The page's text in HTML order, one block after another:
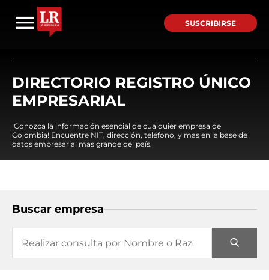
SUSCRIBIRSE
DIRECTORIO REGISTRO ÚNICO
EMPRESARIAL
¡Conozca la información esencial de cualquier empresa de
Colombia! Encuentre NIT, dirección, teléfono, y mas en la base de
datos empresarial mas grande del país.
Buscar empresa